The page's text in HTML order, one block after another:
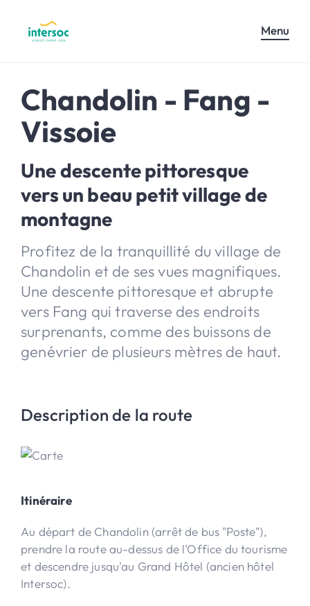
Menu
Chandolin - Fang -
Vissoie
Une descente pittoresque
vers un beau petit village de
montagne
Profitez de la tranquillité du village de
Chandolin et de ses vues magnifiques.
Une descente pittoresque et abrupte
vers Fang qui traverse des endroits
surprenants, comme des buissons de
genévrier de plusieurs mètres de haut.
Description de la route
Itinéraire
Au départ de Chandolin (arrêt de bus "Poste"),
prendre la route au-dessus de l'Office du tourisme
et descendre jusqu'au Grand Hôtel (ancien hôtel
Intersoc).